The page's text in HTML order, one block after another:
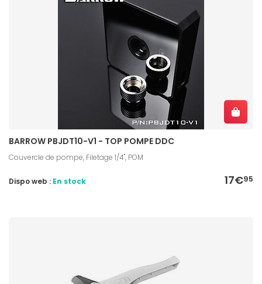
BARROW PBJDT10-V1 - TOP POMPE DDC
Couvercle de pompe, Filetage 1/4", POM
17€95
Dispo web : En stock